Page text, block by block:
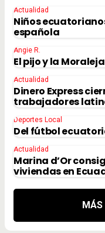
Actualidad
Niños
española
Angie R.
El pijo y la Moraleja
Actualidad
Dinero Express
trabajadores
Deportes Local
Del fútbol
Actualidad
Marina d’Or
viviendas en